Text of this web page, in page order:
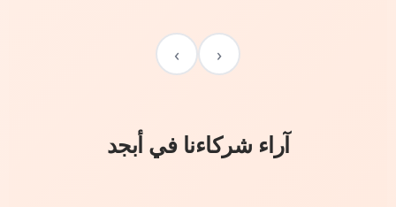
‹
›
آراء شركاءنا في أبجد